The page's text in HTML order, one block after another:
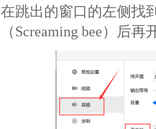
在跳出的窗口的左侧找
（Screaming bee）后